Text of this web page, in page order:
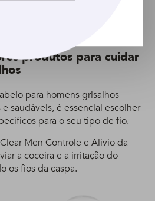
produtos para cuidar
para homens grisalhos
saudáveis, é essencial escolher
para o seu tipo de fio.
Men Controle e Alívio da
a coceira e a irritação do
os fios da caspa.